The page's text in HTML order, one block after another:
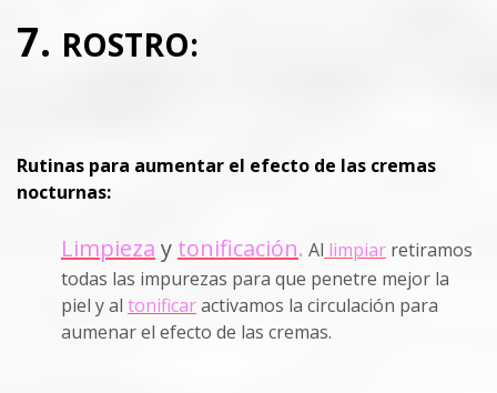
7. ROSTRO:
Rutinas para aumentar el efecto de las cremas
nocturnas:
Limpieza y tonificación. Al limpiar retiramos
todas las impurezas para que penetre mejor la
piel y al tonificaractivamos la circulación para
aumenar el efecto de las cremas.